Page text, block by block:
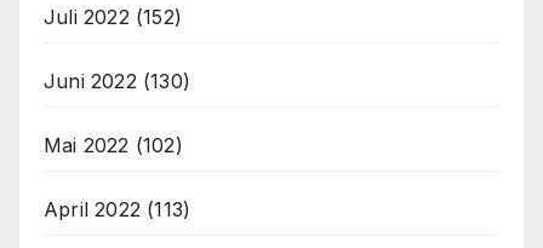
Juli 2022 (152)
Juni 2022 (130)
Mai 2022 (102)
April 2022 (113)